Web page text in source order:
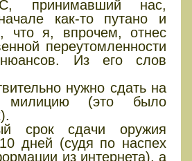
принимавший нас,
как-то путано и
что я, впрочем, отнес
переутомленности
Из его слов
нужно сдать на
милицию (это было
срок сдачи оружия
дней (судя по наспех
из интернета), а